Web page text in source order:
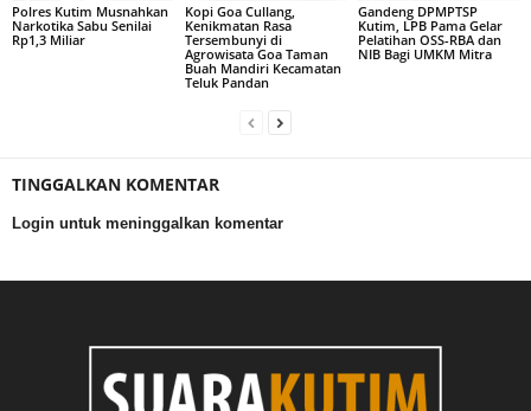
Polres Kutim Musnahkan
Narkotika Sabu Senilai
Rp1,3 Miliar
Kopi Goa Cullang,
Kenikmatan Rasa
Tersembunyi di
Agrowisata Goa Taman
Buah Mandiri Kecamatan
Teluk Pandan
Gandeng DPMPTSP
Kutim, LPB Pama Gelar
Pelatihan OSS-RBA dan
NIB Bagi UMKM Mitra
TINGGALKAN KOMENTAR
Login untuk meninggalkan komentar